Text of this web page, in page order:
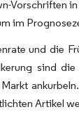
Vorschriften
im
und die
sind
Artikel